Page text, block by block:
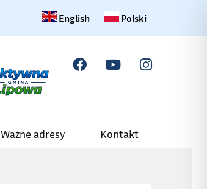
Change language to English
English Zmiana języka na polski
Polski
Ważne adresy Kontakt